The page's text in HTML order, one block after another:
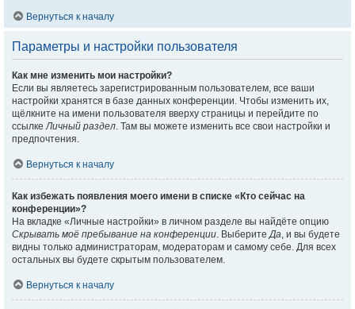
Вернуться к началу
Параметры и настройки пользователя
Как мне изменить мои настройки?
Если вы являетесь зарегистрированным пользователем, все ваши
настройки хранятся в базе данных конференции. Чтобы изменить их,
щёлкните на имени пользователя вверху страницы и перейдите по
ссылкеЛичный раздел. Там вы можете изменить все свои настройки и
предпочтения.
Вернуться к началу
Как избежать появления моего имени в списке «Кто сейчас на
конференции»?
На вкладке «Личные настройки» в личном разделе вы найдёте опцию
Скрывать моё пребывание на конференции. ВыберитеДа, и вы будете
видны только администраторам, модераторам и самому себе. Для всех
остальных вы будете скрытым пользователем.
Вернуться к началу